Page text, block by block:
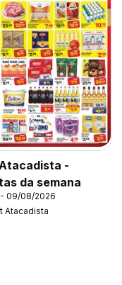
-
da semana
09/08/2026
Atacadista